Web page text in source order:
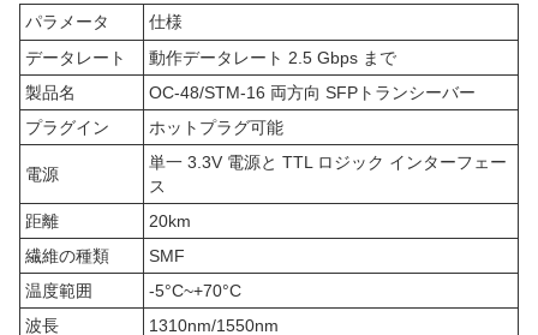
パラメータ
仕様
データレート
動作データレート 2.5 Gbps まで
製品名
OC-48/STM-16 両方向 SFPトランシーバー
プラグイン
ホットプラグ可能
電源
単一 3.3V 電源と TTL ロジック インターフェー
ス
距離
20km
繊維の種類
SMF
温度範囲
-5°C~+70°C
波長
1310nm/1550nm